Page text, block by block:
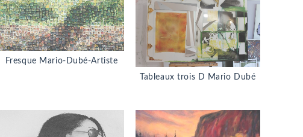
Fresque Mario-Dubé-Artiste
Tableaux trois D Mario Dubé